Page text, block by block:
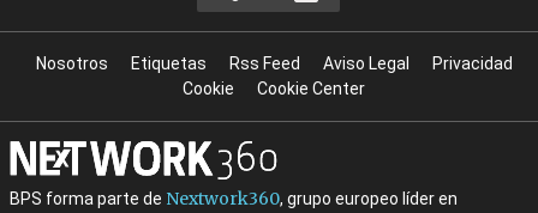
Nosotros Etiquetas Rss Feed Aviso Legal
Privacidad
Cookie
Cookie Center
BPS forma parte de Nextwork360, grupo europeo líder en